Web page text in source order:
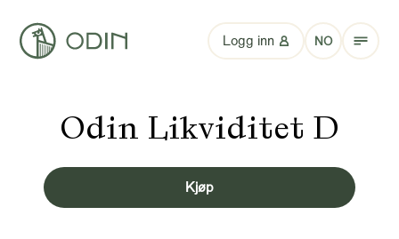
Logg inn NO
Odin Likviditet D
Kjøp